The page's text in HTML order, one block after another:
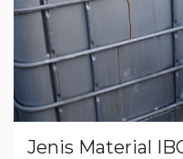
Jenis Material